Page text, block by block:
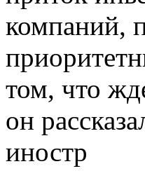
компаний,
том, что
он
иностр